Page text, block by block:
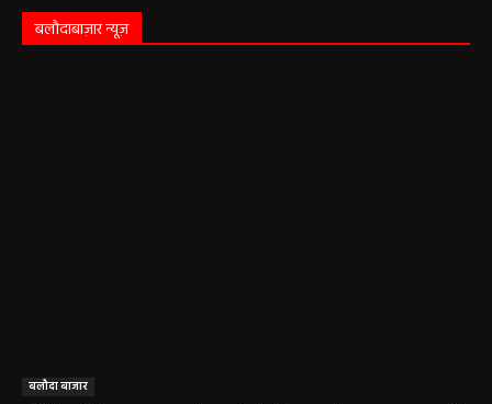
बलौदाबाज़ार न्यूज़
बलौदा बाजार